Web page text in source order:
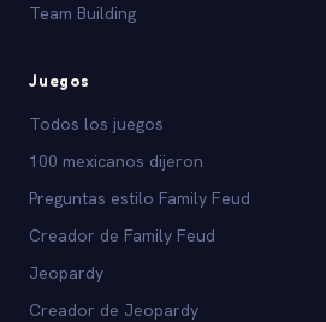
Team Building
Juegos
Todos los juegos
100 mexicanos dijeron
Preguntas estilo Family Feud
Creador de Family Feud
Jeopardy
Creador de Jeopardy